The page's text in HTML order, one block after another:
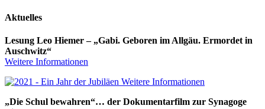
Aktuelles
Lesung Leo Hiemer – „Gabi. Geboren im Allgäu. Ermordet in
Auschwitz“
Weitere Informationen
Weitere Informationen
„Die Schul bewahren“… der Dokumentarfilm zur Synagoge